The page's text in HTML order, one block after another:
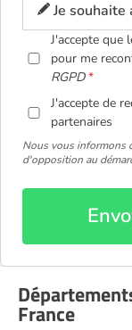
Je
J'accepte que
pour me
RGPD
J'accepte de
partenaires
Nous vous informons
d'opposition au
France